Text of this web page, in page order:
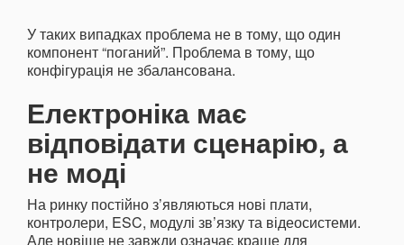
У таких випадках проблема не в тому, що один
компонент “поганий”. Проблема в тому, що
конфігурація не збалансована.
Електроніка має
відповідати сценарію, а
не моді
На ринку постійно з’являються нові плати,
контролери, ESC, модулі зв’язку та відеосистеми.
Але новіше не завжди означає краще для